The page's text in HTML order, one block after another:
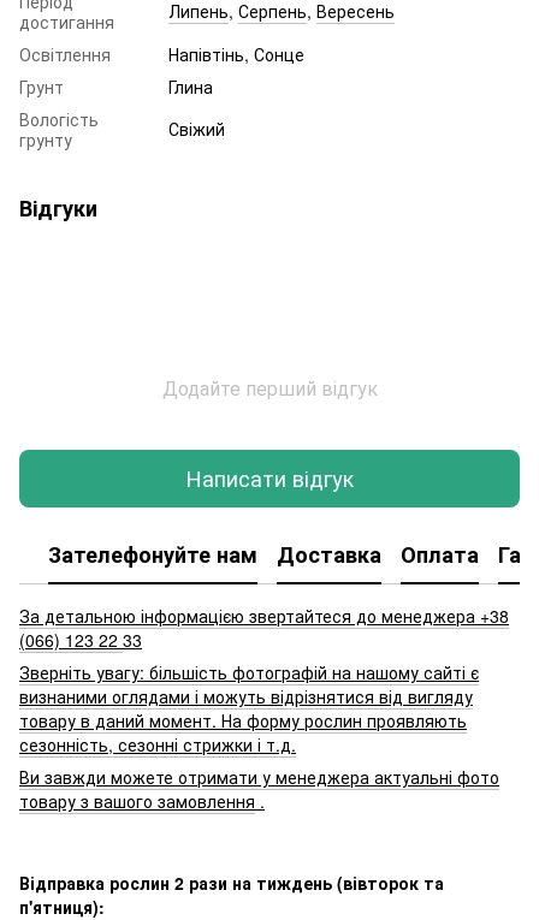
достигання
Липень, Серпень, Вересень
Освітлення
Напівтінь, Сонце
Грунт
Глина
Вологість
грунту
Свіжий
Відгуки
Додайте перший відгук
Написати відгук
Зателефонуйте нам Доставка Оплата
За детальною інформацією звертайтеся до менеджера +38
(066) 123 22 33
Зверніть увагу: більшість фотографій на нашому сайті є
визнаними оглядами і можуть відрізнятися від вигляду
товару в даний момент. На форму рослин проявляють
сезонність, сезонні стрижки і т.д.
Ви завжди можете отримати у менеджера актуальні фото
товару з вашого замовлення .
Відправка рослин 2 рази на тиждень (вівторок та
п'ятниця):